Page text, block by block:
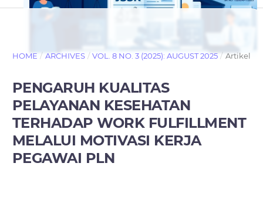
HOME / ARCHIVES / VOL. 8 NO. 3 (2025): AUGUST 2025 / Artikel
PENGARUH KUALITAS
PELAYANAN KESEHATAN
TERHADAP WORK FULFILLMENT
MELALUI MOTIVASI KERJA
PEGAWAI PLN